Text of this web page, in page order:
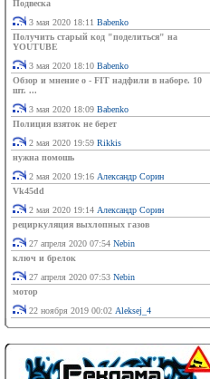
Подвеска
3 мая 2020 18:11 Babenko
Получить старый код "поделиться" на
YOUTUBE
3 мая 2020 18:10 Babenko
Обзор и мнение о - FIT надфили в наборе. 10
шт. ...
3 мая 2020 18:09 Babenko
Полиция взяток не берет
2 мая 2020 19:59 Rikkis
нужна помошь
2 мая 2020 19:16 Александр Сорин
Vk45dd
2 мая 2020 19:14 Александр Сорин
рециркуляция выхлопных газов
27 апреля 2020 07:54 Nebin
ключ и брелок
27 апреля 2020 07:53 Nebin
мотор
22 ноября 2019 00:02 Aleksej_4